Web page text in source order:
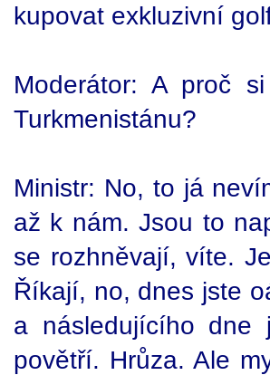
kupovat exkluzivní
Moderátor: A proč
Turkmenistánu?
Ministr: No, to já
až k nám. Jsou to
se rozhněvají, víte.
Říkají, no, dnes jste
a následujícího
povětří. Hrůza. Ale